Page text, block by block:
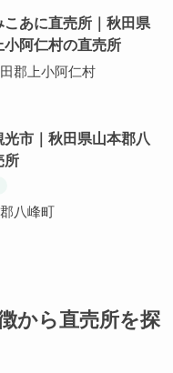
こあに直売所｜秋田県
小阿仁村の直売所
郡上小阿仁村
光市｜秋田県山本郡八
所
八峰町
から直売所を探